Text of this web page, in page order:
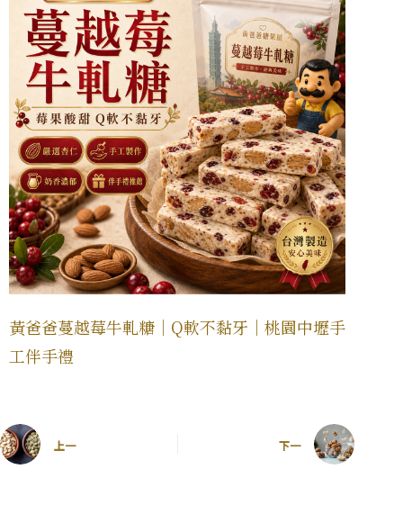
黃爸爸蔓越莓牛軋糖｜Q軟不黏牙｜桃園中壢手
工伴手禮
上一 下一